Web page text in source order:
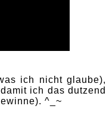
ich nicht glaube),
ich das dutzend
^_~